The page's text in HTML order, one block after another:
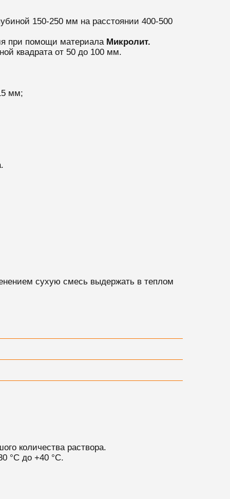
150-250 мм на расстоянии 400-500
при помощи материала Микролит.
квадрата от 50 до 100 мм.
мм;
сухую смесь выдержать в теплом
количества раствора.
°С до +40 °С.